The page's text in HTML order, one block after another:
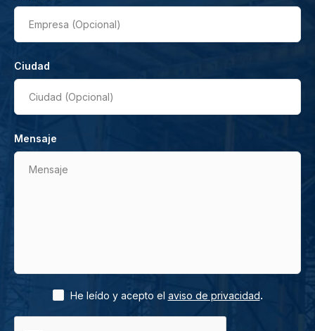
Empresa (Opcional)
Ciudad
Ciudad (Opcional)
Mensaje
Mensaje
He leído y acepto el aviso de privacidad.